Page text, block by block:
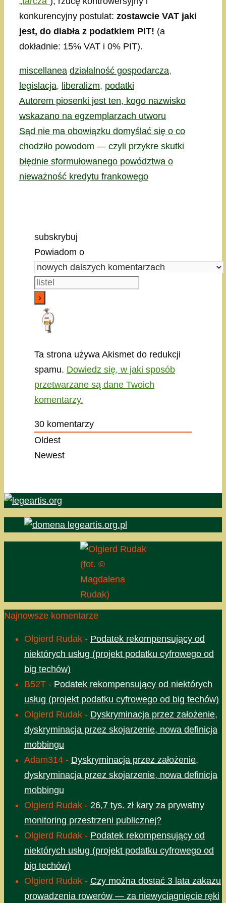
konkurencyjny postulat: zostawcie VAT jaki
jest, do diabła z podatkiem PIT! (a
dokładnie: 15% VAT i 0% PIT).
Kategorie
miscellanea Tagi
działalność gospodarcza,
legislacja, liberalizm, podatki
Autorem piosenki jest ten, kogo nazwisko
wskazano na egzemplarzach utworu
Sąd nie ma obowiązku domyślać się o co
chodziło powodom — czyli przykre skutki
błędnie sformułowanego powództwa o
nieważność kredytu frankowego
subskrybuj
Powiadom o
Ta strona używa Akismet do redukcji
spamu. Dowiedz się, w jaki sposób
przetwarzane są dane Twoich
komentarzy.
30 komentarzy
Oldest
Newest
(fot. ©
Magdalena
Rudak)
Najnowsze komentarze
Olgierd Rudak - Podatek rekompensujący od
niektórych usług (projekt podatku cyfrowego od
big techów)
B52T - Podatek rekompensujący od niektórych
usług (projekt podatku cyfrowego od big techów)
Olgierd Rudak - Dyskryminacja przez założenie,
dyskryminacja przez skojarzenie, nowa definicja
mobbingu
Adam314 - Dyskryminacja przez założenie,
dyskryminacja przez skojarzenie, nowa definicja
mobbingu
Olgierd Rudak - 26,7 tys. zł kary za prywatny
monitoring przestrzeni publicznej?
Olgierd Rudak - Podatek rekompensujący od
niektórych usług (projekt podatku cyfrowego od
big techów)
Olgierd Rudak - Czy można dostać 3 lata zakazu
prowadzenia rowerów — za niewyciągnięcie ręki